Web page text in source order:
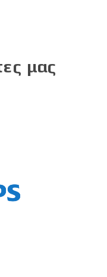
μας